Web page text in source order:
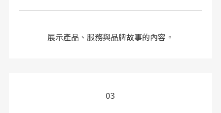
展示產品、服務與品牌故事的內容。
03